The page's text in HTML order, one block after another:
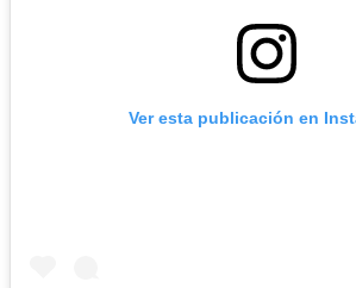
Ver esta publicación en